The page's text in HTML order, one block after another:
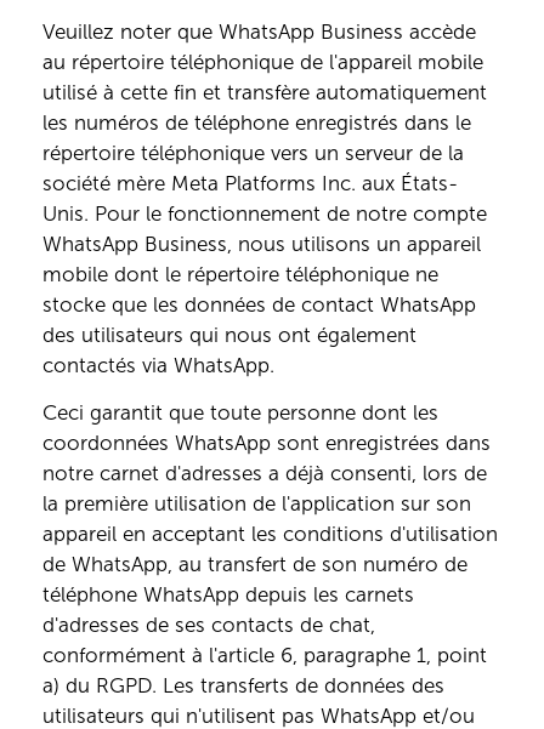
Veuillez noter que WhatsApp Business accède
au répertoire téléphonique de l'appareil mobile
utilisé à cette fin et transfère automatiquement
les numéros de téléphone enregistrés dans le
répertoire téléphonique vers un serveur de la
société mère Meta Platforms Inc. aux États-
Unis. Pour le fonctionnement de notre compte
WhatsApp Business, nous utilisons un appareil
mobile dont le répertoire téléphonique ne
stocke que les données de contact WhatsApp
des utilisateurs qui nous ont également
contactés via WhatsApp.
Ceci garantit que toute personne dont les
coordonnées WhatsApp sont enregistrées dans
notre carnet d'adresses a déjà consenti, lors de
la première utilisation de l'application sur son
appareil en acceptant les conditions d'utilisation
de WhatsApp, au transfert de son numéro de
téléphone WhatsApp depuis les carnets
d'adresses de ses contacts de chat,
conformément à l'article 6, paragraphe 1, point
a) du RGPD. Les transferts de données des
utilisateurs qui n'utilisent pas WhatsApp et/ou